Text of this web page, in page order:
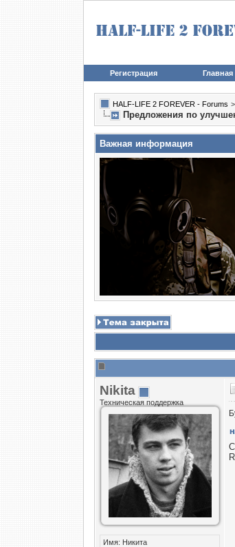
Регистрация Главная
HALF-LIFE 2 FOREVER - Forums >
Предложения по
Важная информация
Nikita
Техническая поддержка
Имя: Никита